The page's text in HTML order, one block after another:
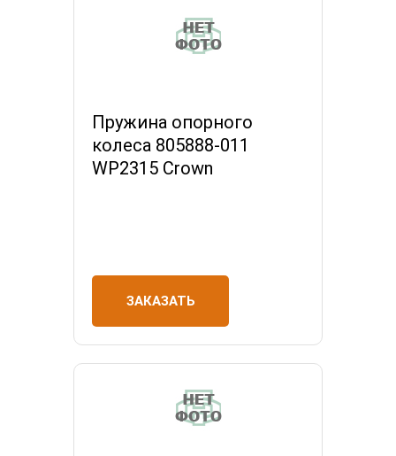
Пружина опорного
колеса 805888-011
WP2315 Crown
ЗАКАЗАТЬ